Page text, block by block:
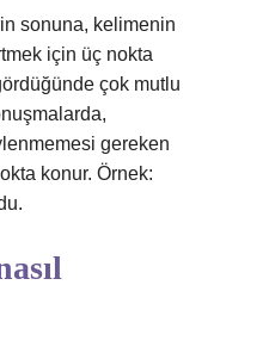
sonuna, kelimenin
için üç nokta
çok mutlu
gereken
konur. Örnek: